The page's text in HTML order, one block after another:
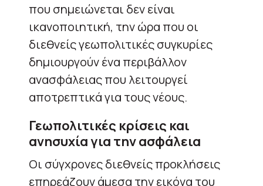
που σημειώνεται δεν είναι
ικανοποιητική, την ώρα που οι
διεθνείς γεωπολιτικές συγκυρίες
δημιουργούν ένα περιβάλλον
ανασφάλειας που λειτουργεί
αποτρεπτικά για τους νέους.
Γεωπολιτικές κρίσεις και
ανησυχία για την ασφάλεια
Οι σύγχρονες διεθνείς προκλήσεις
επηρεάζουν άμεσα την εικόνα του